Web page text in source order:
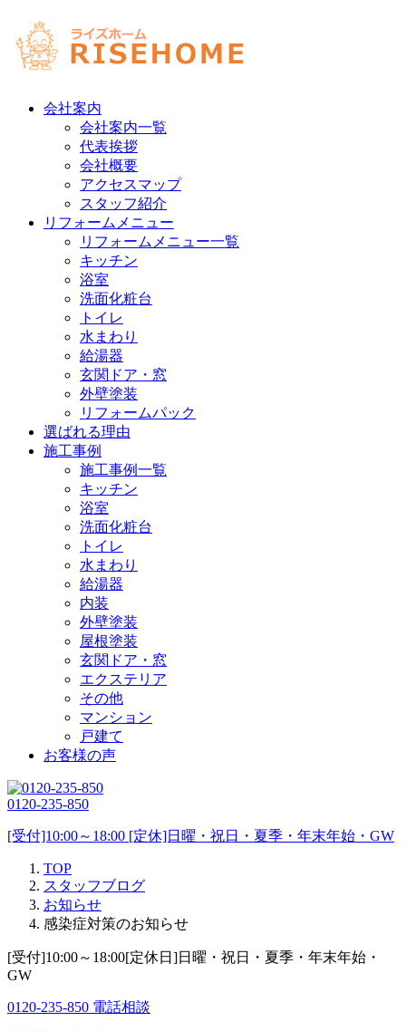
会社案内
会社案内一覧
代表挨拶
会社概要
アクセスマップ
スタッフ紹介
リフォームメニュー
リフォームメニュー一覧
キッチン
浴室
洗面化粧台
トイレ
水まわり
給湯器
玄関ドア・窓
外壁塗装
リフォームパック
選ばれる理由
施工事例
施工事例一覧
キッチン
浴室
洗面化粧台
トイレ
水まわり
給湯器
内装
外壁塗装
屋根塗装
玄関ドア・窓
エクステリア
その他
マンション
戸建て
お客様の声
0120-235-850
[受付]10:00～18:00 [定休]日曜・祝日・夏季・年末年始・GW
TOP
スタッフブログ
お知らせ
感染症対策のお知らせ
[受付]10:00～18:00[定休日]日曜・祝日・夏季・年末年始・
GW
0120-235-850 電話相談